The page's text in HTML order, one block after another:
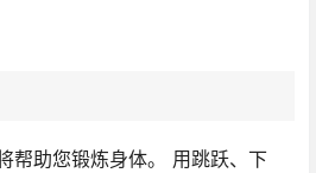
帮助您锻炼身体。 用跳跃、下